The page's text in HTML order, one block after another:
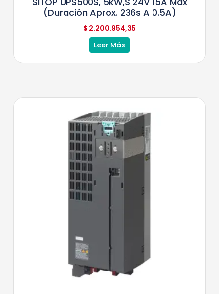
(duración Aprox. 236s A 0.5A)
$ 2.200.954,35
Leer Más